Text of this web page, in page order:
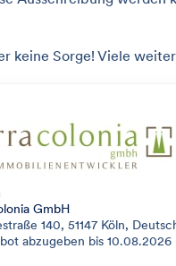
keine Sorge! Viele
GmbH
140, 51147 Köln,
abzugeben bis 10.08.2026